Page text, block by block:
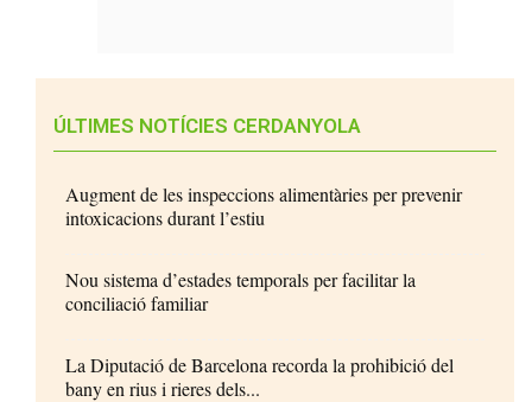
ÚLTIMES NOTÍCIES CERDANYOLA
Augment de les inspeccions alimentàries per prevenir
intoxicacions durant l’estiu
Nou sistema d’estades temporals per facilitar la
conciliació familiar
La Diputació de Barcelona recorda la prohibició del
bany en rius i rieres dels...